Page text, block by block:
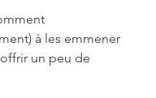
à les emmener
un peu de